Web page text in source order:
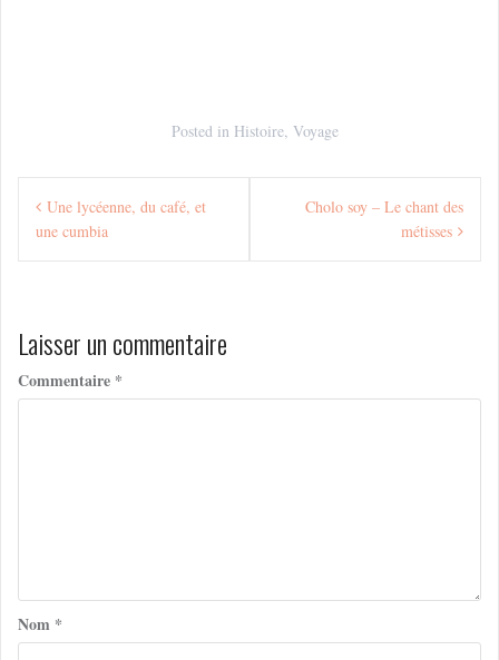
Posted in Histoire, Voyage
Navigation
deUne lycéenne, du café, et
une cumbia
Cholo soy – Le chant des
métisses
Laisser un commentaire
Commentaire *
Nom *